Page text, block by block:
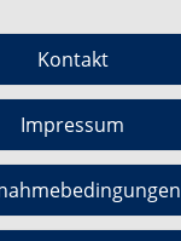
Kontakt
Impressum